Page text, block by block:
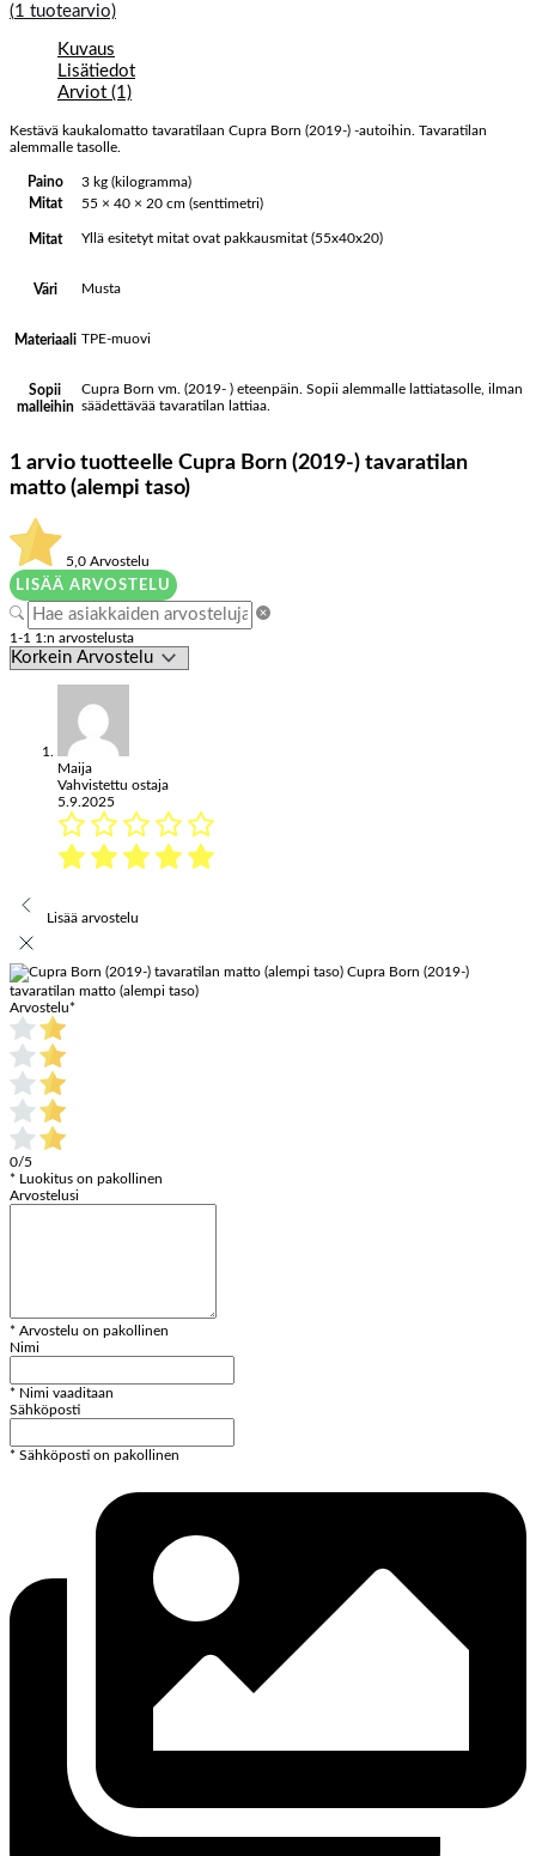
(1 tuotearvio)
Kuvaus
Lisätiedot
Arviot (1)
Kestävä kaukalomatto tavaratilaan Cupra Born (2019-) -autoihin. Tavaratilan
alemmalle tasolle.
Paino
3 kg (kilogramma)
Mitat
55 × 40 × 20 cm (senttimetri)
Mitat Yllä esitetyt mitat ovat pakkausmitat (55x40x20)
Väri Musta
Materiaali TPE-muovi
Sopii
malleihin
Cupra Born vm. (2019- ) eteenpäin. Sopii alemmalle lattiatasolle, ilman
säädettävää tavaratilan lattiaa.
1 arvio tuotteelle Cupra Born (2019-) tavaratilan
matto (alempi taso)
5,0 Arvostelu
LISÄÄ ARVOSTELU
1-1 1:n arvostelusta
Maija
Vahvistettu ostaja
5.9.2025
Lisää arvostelu
Cupra Born (2019-)
tavaratilan matto (alempi taso)
Arvostelu*
0/5
* Luokitus on pakollinen
Arvostelusi
* Arvostelu on pakollinen
Nimi
* Nimi vaaditaan
Sähköposti
* Sähköposti on pakollinen